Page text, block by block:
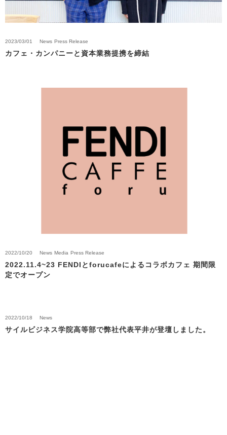
2023/03/01 News Press Release
カフェ・カンパニーと資本業務提携を締結
2022/10/20 News Media Press Release
2022.11.4~23 FENDIとforucafeによるコラボカフェ 期間限
定でオープン